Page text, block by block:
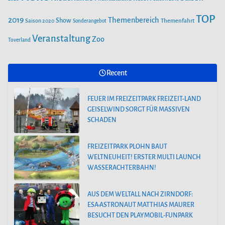
ESA-ASTRONAUT MATTHIAS MAURER
FREIZEITPARK PLOHN STELLT NEUHEIT
2025 NEBEN DEM DINOLAND VOR.
2019 Saison 2020 Show Sonderangebot Themenbereich Themenfahrt TOP
Toverland VeranstaltungZoo
Recent
FEUER IM FREIZEITPARK FREIZEIT-LAND
GEISELWIND SORGT FÜR MASSIVEN
SCHADEN
FREIZEITPARK PLOHN BAUT
WELTNEUHEIT! ERSTER MULTI LAUNCH
WASSERACHTERBAHN!
AUS DEM WELTALL NACH ZIRNDORF:
ESA-ASTRONAUT MATTHIAS MAURER
BESUCHT DEN PLAYMOBIL-FUNPARK